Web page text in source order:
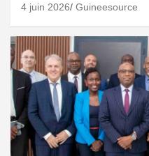
4 juin 2026 Guineesource